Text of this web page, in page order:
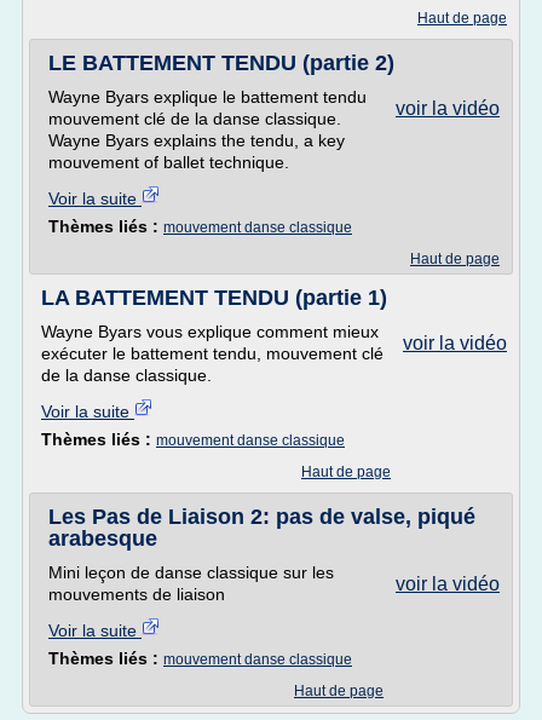
Haut de page
LE BATTEMENT TENDU (partie 2)
voir la vidéo
Wayne Byars explique le battement tendu
mouvement clé de la danse classique.
Wayne Byars explains the tendu, a key
mouvement of ballet technique.
Voir la suite
Thèmes liés : mouvement danse classique
Haut de page
LA BATTEMENT TENDU (partie 1)
voir la vidéo
Wayne Byars vous explique comment mieux
exécuter le battement tendu, mouvement clé
de la danse classique.
Voir la suite
Thèmes liés : mouvement danse classique
Haut de page
Les Pas de Liaison 2: pas de valse, piqué
arabesque
voir la vidéo
Mini leçon de danse classique sur les
mouvements de liaison
Voir la suite
Thèmes liés : mouvement danse classique
Haut de page